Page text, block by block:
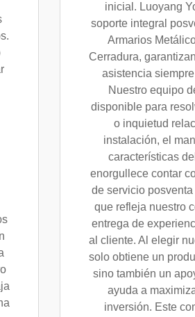
inicial. Luoyang
soporte integral
Armarios
Cerradura,
asistencia
Nuestro equipo
disponible para
o inquietud
instalación, el
características
enorgullece contar
de servicio
que refleja nuestro
entrega de
al cliente. Al elegir
solo obtiene un
sino también un
ayuda a
inversión. Este